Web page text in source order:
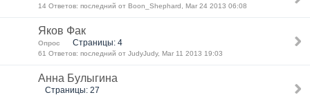
14 Ответов: последний от Boon_Shephard, Mar 24 2013 06:08
Яков Фак
Опрос Страницы: 4
61 Ответов: последний от JudyJudy, Mar 11 2013 19:03
Анна Булыгина
Страницы: 27